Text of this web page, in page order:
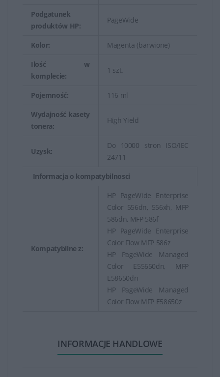
Podgatunek
produktów HP:
PageWide
Kolor: Magenta (barwione)
Ilość w
komplecie:
1 szt.
Pojemność: 116 ml
Wydajność kasety
tonera:
High Yield
Uzysk:
Do 10000 stron ISO/IEC
24711
Informacja o kompatybilnosci
Kompatybilne z:
HP PageWide Enterprise
Color 556dn, 556xh, MFP
586dn, MFP 586f
HP PageWide Enterprise
Color Flow MFP 586z
HP PageWide Managed
Color E55650dn, MFP
E58650dn
HP PageWide Managed
Color Flow MFP E58650z
INFORMACJE HANDLOWE